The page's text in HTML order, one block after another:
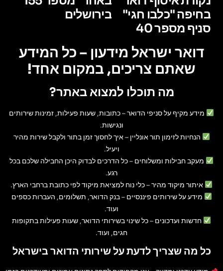
בחיפה "כלבו חגי"
סניף מספר 40
בירושלים
דואר ישראל מידעון – כל המידע
שאתם צריכים, במקום אחד!
מה תוכלו למצוא באתר?
מידע מקיף על סניפי הדואר– כתובות, שעות פעילות, זמינות שירותים
ונגישות.
הנחיות לזימון תור אונליין – איך לחסוך זמן בתור ולקבל שירות מהיר
ויעיל.
מעקב חבילות ומשלוחים – כל הדרכים לבדוק היכן החבילה שלכם בכל
רגע.
איתור מיקוד מהיר– כלי נוח למציאת מיקוד לפי כתובת ברחבי הארץ.
מידע על שירותים פיננסיים – בנק הדואר, תשלומים, העברות כספים
ועוד.
חדשות ועדכונים – כל שינוי בשירותי הדואר, שעות פעילות בתקופות
חגים, ועוד.
כל מה שצריך לדעת על שירותי הדואר בישראל